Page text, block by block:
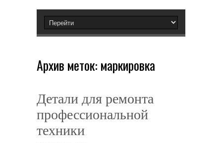
Архив меток: маркировка
Детали для ремонта
профессиональной
техники